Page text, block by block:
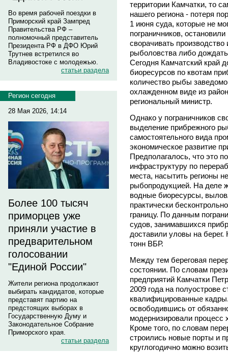
Во время рабочей поездки в
Приморский край Зампред
Правительства РФ –
полномочный представитель
Президента РФ в ДФО Юрий
Трутнев встретился во
Владивостоке с молодежью.
статьи раздела
Регион сегодня
28 Мая 2026, 14:14
Более 100 тысяч
приморцев уже
приняли участие в
предварительном
голосовании
"Единой России"
Жители региона продолжают
выбирать кандидатов, которые
представят партию на
предстоящих выборах в
Государственную Думу и
Законодательное Собрание
Приморского края.
статьи раздела
территории Камчатки, то
нашего региона - потеря
1 июня суда, которые не
пограничников,
сворачивать
рыболовства либо
Сегодня Камчатский край
биоресурсов по квотам
количество рыбы
охлажденном виде из
региональный министр.
Однако у пограничников
выделение прибрежного
самостоятельного вида
экономическое развитие
Предполагалось, что это
инфраструктуру по
места, насытить регионы
рыбопродукцией. На деле
водные биоресурсы,
практически
границу. По данным
судов, занимавшихся
доставили уловы на
тонн ВБР.
Между тем береговая
состоянии. По словам
предприятий Камчатки
2009 года на полуострове
квалифицированные
освободившись от
модернизировали
Кроме того, по словам
строились новые порты и
круглогодично можно